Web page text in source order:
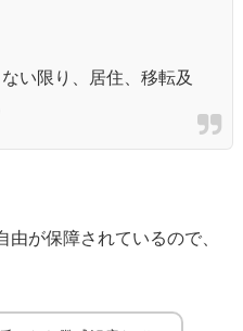
い限り、居住、移転及
由が保障されているので、